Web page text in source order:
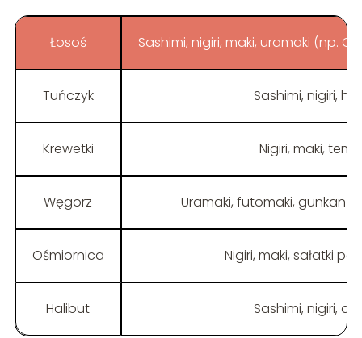
Łosoś Sashimi, nigiri, maki, uramaki (np.
Tuńczyk Sashimi, nigiri,
Krewetki Nigiri, maki,
Węgorz Uramaki, futomaki, gunkan
Ośmiornica Nigiri, maki, sałatki
Halibut Sashimi, nigiri,